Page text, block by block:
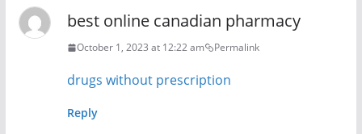
best online canadian pharmacy
October 1, 2023 at 12:22 am Permalink
drugs without prescription
Reply